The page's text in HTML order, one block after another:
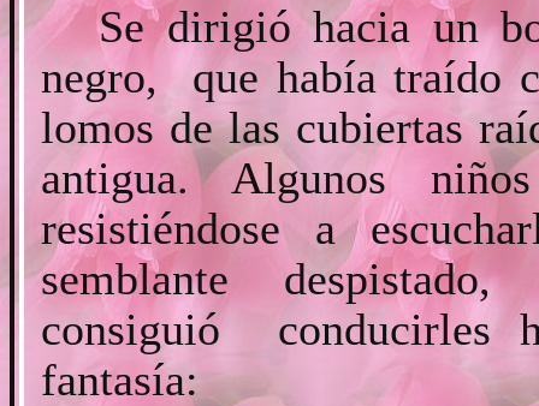
Se dirigió hacia un
negro, que había traído
lomos de las cubiertas
antigua. Algunos
resistiéndose a
semblante
consiguió conducirles
fantasía: